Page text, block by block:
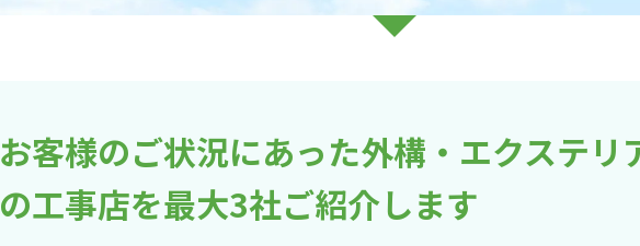
お客様のご状況にあった外構・エクステリ
の工事店を最大3社ご紹介します